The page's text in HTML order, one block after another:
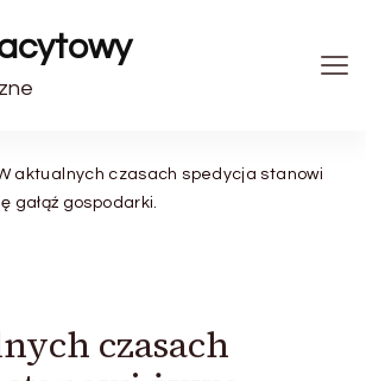
aktualnych czasach spedycja stanowi
gałąź gospodarki.
czasach